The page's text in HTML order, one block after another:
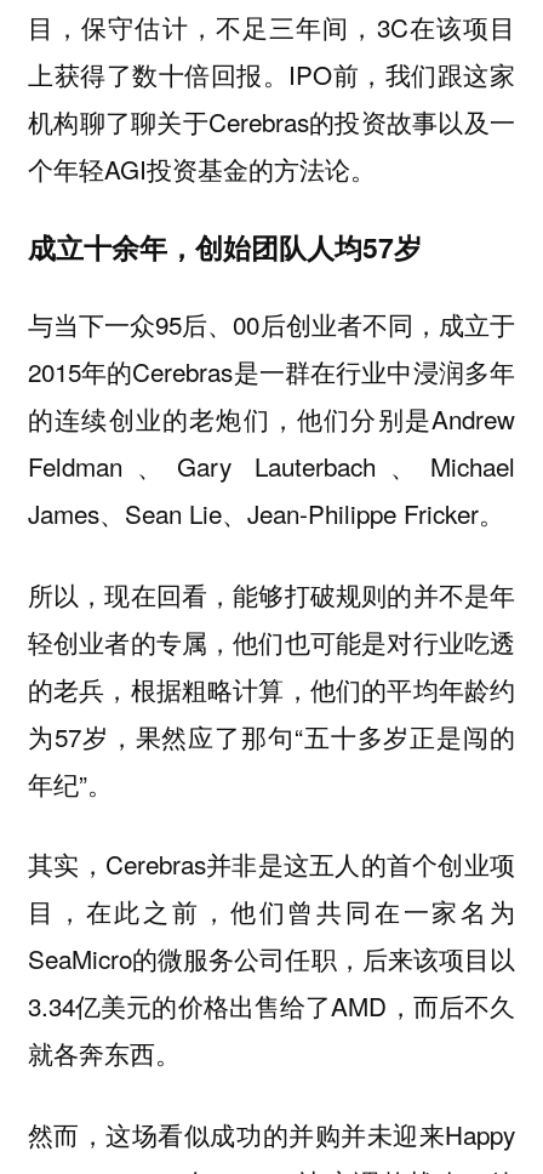
目，保守估计，不足三年间，3C在该项目
上获得了数十倍回报。IPO前，我们跟这家
机构聊了聊关于Cerebras的投资故事以及一
个年轻AGI投资基金的方法论。
成立十余年，创始团队人均57岁
与当下一众95后、00后创业者不同，成立于
2015年的Cerebras是一群在行业中浸润多年
的连续创业的老炮们，他们分别是Andrew
Feldman、Gary Lauterbach、Michael
James、Sean Lie、Jean-Philippe Fricker。
所以，现在回看，能够打破规则的并不是年
轻创业者的专属，他们也可能是对行业吃透
的老兵，根据粗略计算，他们的平均年龄约
为57岁，果然应了那句“五十多岁正是闯的
年纪”。
其实，Cerebras并非是这五人的首个创业项
目，在此之前，他们曾共同在一家名为
SeaMicro的微服务公司任职，后来该项目以
3.34亿美元的价格出售给了AMD，而后不久
就各奔东西。
然而，这场看似成功的并购并未迎来Happy